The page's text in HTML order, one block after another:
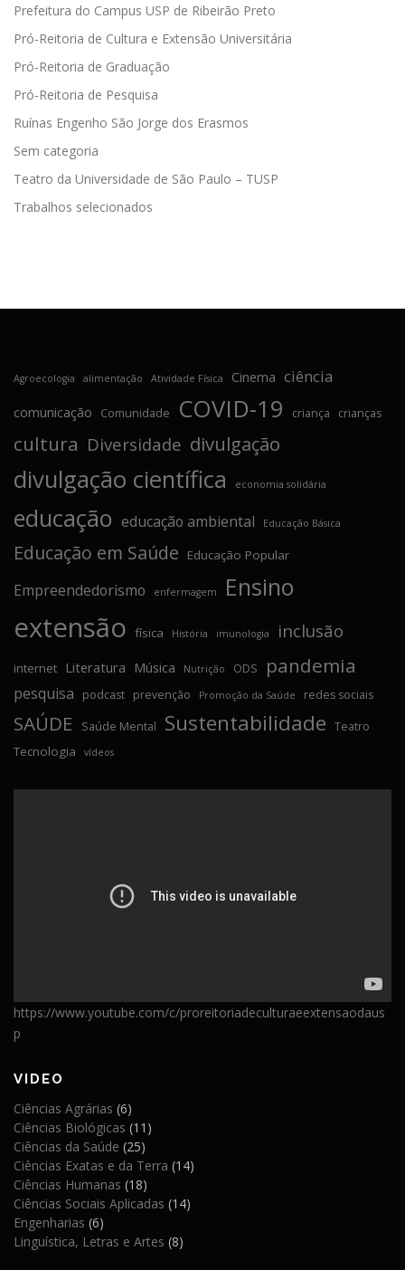
Prefeitura do Campus USP de Ribeirão Preto
Pró-Reitoria de Cultura e Extensão Universitária
Pró-Reitoria de Graduação
Pró-Reitoria de Pesquisa
Ruínas Engenho São Jorge dos Erasmos
Sem categoria
Teatro da Universidade de São Paulo – TUSP
Trabalhos selecionados
Agroecologia alimentação Atividade Física Cinema ciência
comunicação Comunidade COVID-19 criança crianças
cultura Diversidade divulgação
divulgação científica economia solidária
educação educação ambiental Educação Básica
Educação em Saúde Educação Popular
Empreendedorismo enfermagem Ensino
extensão física História imunologia inclusão
internet Literatura Música Nutrição ODS pandemia
pesquisa podcast prevenção Promoção da Saúde redes sociais
SAÚDE Saúde Mental Sustentabilidade Teatro
Tecnologia vídeos
https://www.youtube.com/c/proreitoriadeculturaeextensaodaus
p
VIDEO
Ciências Agrárias (6)
Ciências Biológicas (11)
Ciências da Saúde (25)
Ciências Exatas e da Terra (14)
Ciências Humanas (18)
Ciências Sociais Aplicadas (14)
Engenharias (6)
Linguística, Letras e Artes (8)